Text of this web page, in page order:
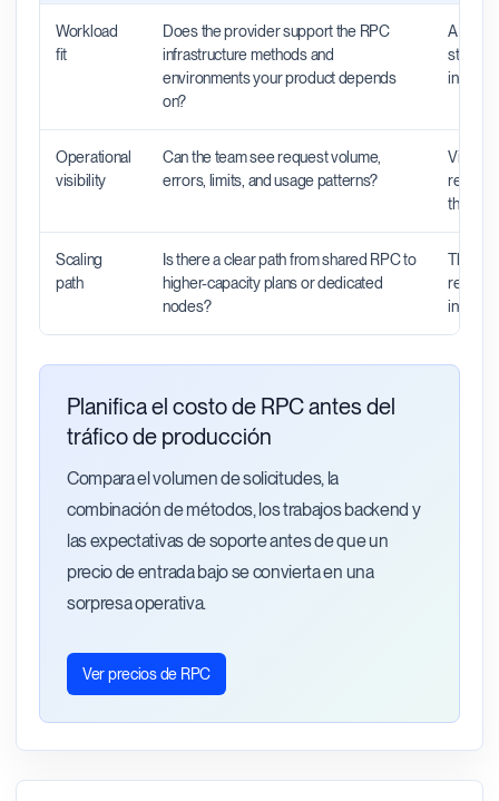
Workload
fit
Does the provider support the RPC
infrastructure methods and
environments your product depends
on?
A
still be
Operational
visibility
Can the team see request volume,
errors, limits, and usage patterns?
the
Scaling
path
Is there a clear path from shared RPC to
higher-capacity plans or dedicated
nodes?
The
rebuild
Planifica el costo de RPC antes del
tráfico de producción
Compara el volumen de solicitudes, la
combinación de métodos, los trabajos backend y
las expectativas de soporte antes de que un
precio de entrada bajo se convierta en una
sorpresa operativa.
Ver precios de RPC